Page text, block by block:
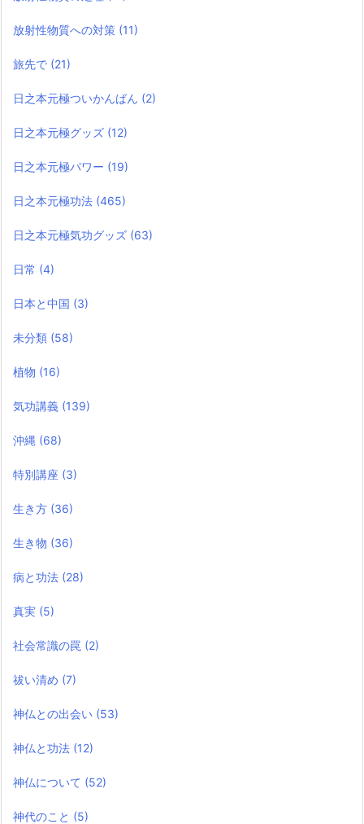
放射性物質への対策 (11)
旅先で (21)
日之本元極ついかんばん (2)
日之本元極グッズ (12)
日之本元極パワー (19)
日之本元極功法 (465)
日之本元極気功グッズ (63)
日常 (4)
日本と中国 (3)
未分類 (58)
植物 (16)
気功講義 (139)
沖縄 (68)
特別講座 (3)
生き方 (36)
生き物 (36)
病と功法 (28)
真実 (5)
社会常識の罠 (2)
祓い清め (7)
神仏との出会い (53)
神仏と功法 (12)
神仏について (52)
神代のこと (5)